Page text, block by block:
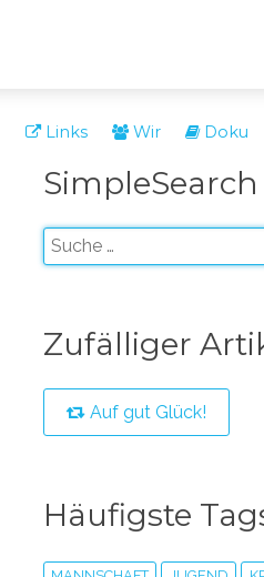
Links Wir Doku
SimpleSearch
Zufälliger
Auf gut Glück!
Häufigste